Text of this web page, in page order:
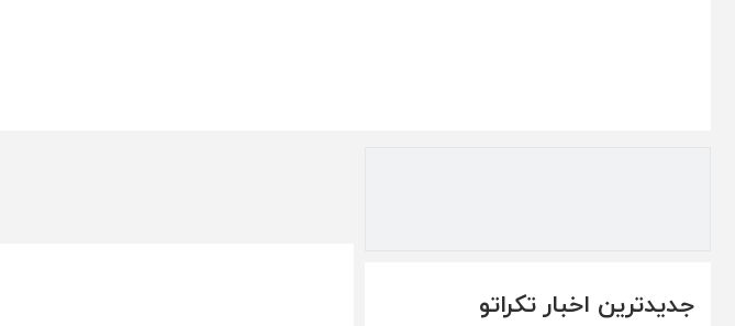
جدیدترین اخبار تکراتو